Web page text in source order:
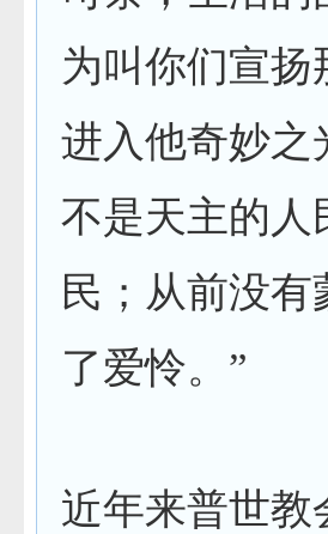
为叫你们宣
进入他奇妙之
不是天主的人
民；从前没
了爱怜。”
近年来普世教